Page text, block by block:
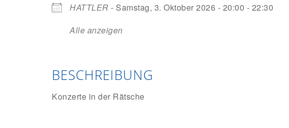
HATTLER - Samstag, 3. Oktober 2026 - 20:00 - 22:30
Alle anzeigen
BESCHREIBUNG
Konzerte in der Rätsche